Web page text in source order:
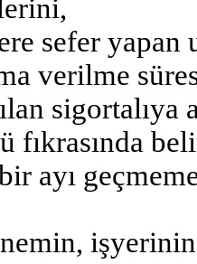
sefer yapan
verilme
fıkrasında
ayı